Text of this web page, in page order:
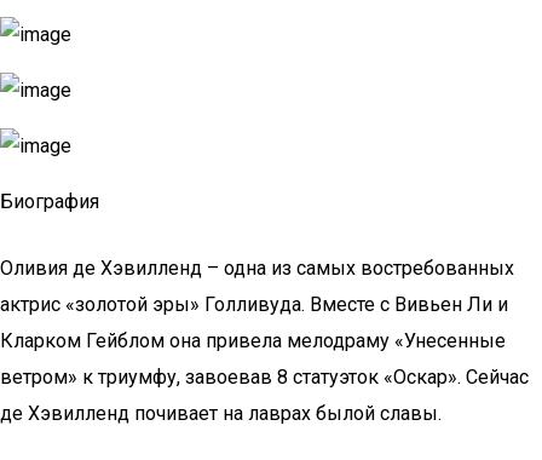
Биография
Оливия де Хэвилленд – одна из самых востребованных
актрис «золотой эры» Голливуда. Вместе с Вивьен Ли и
Кларком Гейблом она привела мелодраму «Унесенные
ветром» к триумфу, завоевав 8 статуэток «Оскар». Сейчас
де Хэвилленд почивает на лаврах былой славы.